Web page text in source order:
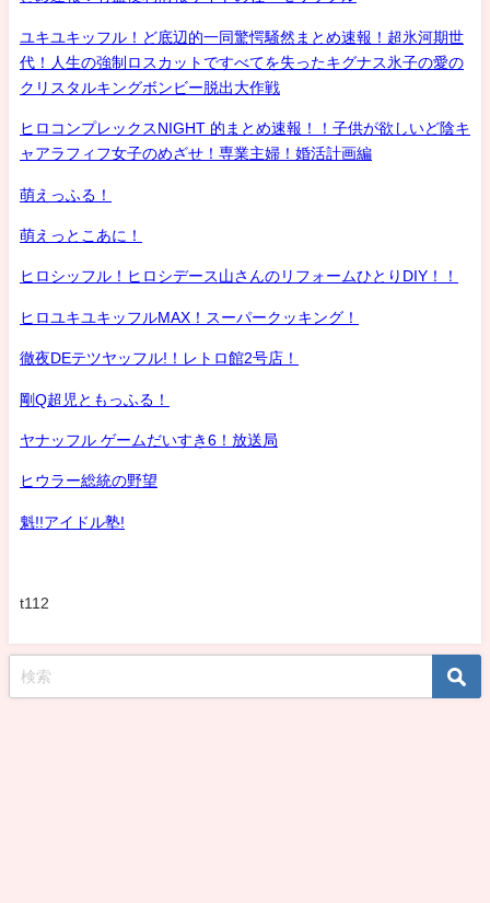
ユキユキッフル！ど底辺的一同驚愕騒然まとめ速報！超氷河期世
代！人生の強制ロスカットですべてを失ったキグナス氷子の愛の
クリスタルキングボンビー脱出大作戦
ヒロコンプレックスNIGHT 的まとめ速報！！子供が欲しいど陰キ
ャアラフィフ女子のめざせ！専業主婦！婚活計画編
萌えっふる！
萌えっとこあに！
ヒロシッフル！ヒロシデース山さんのリフォームひとりDIY！！
ヒロユキユキッフルMAX！スーパークッキング！
徹夜DEテツヤッフル!！レトロ館2号店！
剛Q超児ともっふる！
ヤナッフル ゲームだいすき6！放送局
ヒウラー総統の野望
魁!!アイドル塾!
t112